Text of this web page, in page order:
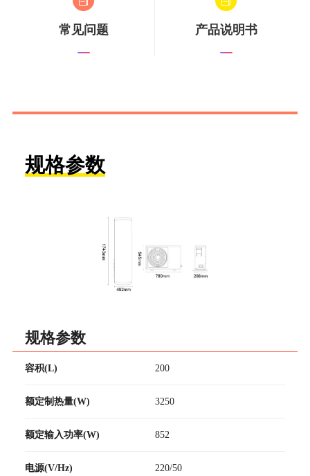
常见问题 产品说明书
规格参数
规格参数
容积(L) 200
额定制热量(W) 3250
额定输入功率(W) 852
电源(V/Hz) 220/50